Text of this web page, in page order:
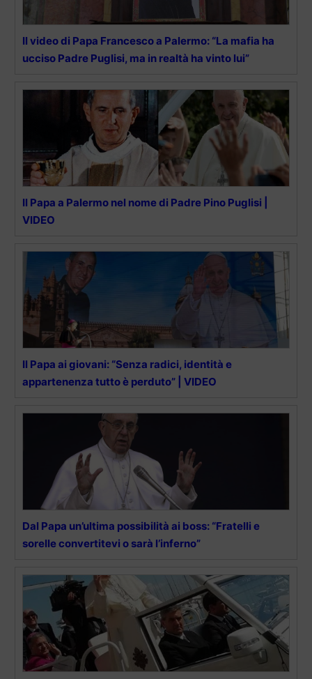
Il video di Papa Francesco a Palermo: “La mafia ha
ucciso Padre Puglisi, ma in realtà ha vinto lui”
Il Papa a Palermo nel nome di Padre Pino Puglisi |
VIDEO
Il Papa ai giovani: “Senza radici, identità e
appartenenza tutto è perduto” | VIDEO
Dal Papa un’ultima possibilità ai boss: “Fratelli e
sorelle convertitevi o sarà l’inferno”